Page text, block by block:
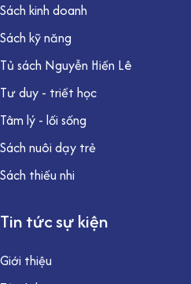
Sách kinh doanh
Sách kỹ năng
Tủ sách Nguyễn Hiến Lê
Tư duy - triết học
Tâm lý - lối sống
Sách nuôi dạy trẻ
Sách thiếu nhi
Tin tức sự kiện
Giới thiệu